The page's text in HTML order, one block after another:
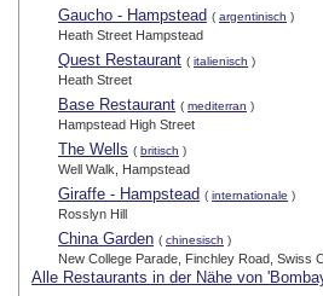
Gaucho - Hampstead ( argentinisch )
Heath Street Hampstead
Quest Restaurant ( italienisch )
Heath Street
Base Restaurant ( mediterran )
Hampstead High Street
The Wells ( britisch )
Well Walk, Hampstead
Giraffe - Hampstead ( internationale )
Rosslyn Hill
China Garden ( chinesisch )
New College Parade, Finchley Road, Swiss
Alle Restaurants in der Nähe von